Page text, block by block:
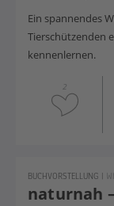
Ein spannendes
Tierschützenden
kennenlernen.
2
naturnah
BUCHVORSTELLUNG |